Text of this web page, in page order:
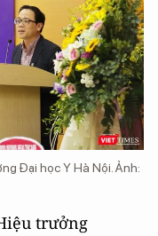
Đại học Y Hà Nội. Ảnh:
trưởng